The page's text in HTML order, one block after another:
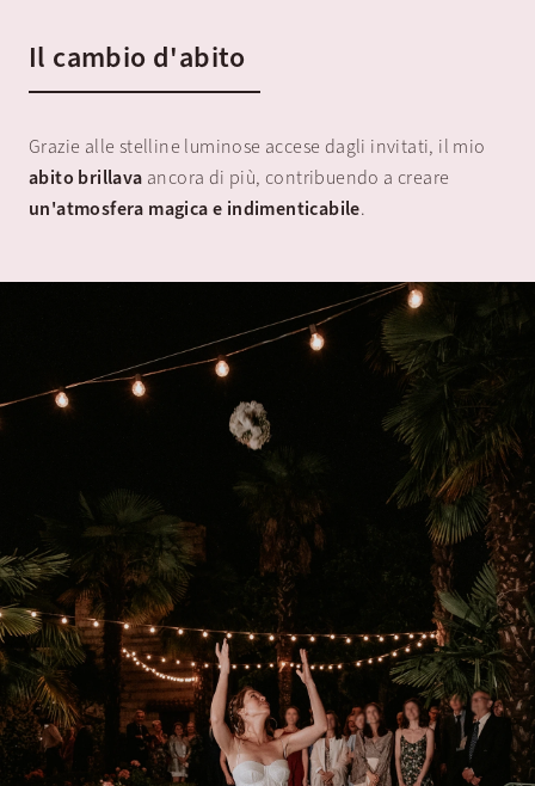
Il cambio d'abito
Grazie alle stelline luminose accese dagli invitati, il mio
abito brillava ancora di più, contribuendo a creare
un'atmosfera magica e indimenticabile.